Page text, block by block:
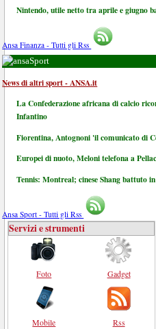
Nintendo, utile netto tra aprile e giugno
Ansa Finanza - Tutti gli Rss
Sport
News di altri sport - ANSA.it
La Confederazione africana di calcio
Infantino
Fiorentina, Antognoni 'il comunicato di
Europei di nuoto, Meloni telefona a
Tennis: Montreal; cinese Shang battuto
Ansa Sport - Tutti gli Rss
Servizi e strumenti
Foto
Mobile
Gadget
Rss